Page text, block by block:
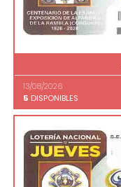
13/08/2026
5 DISPONIBLES